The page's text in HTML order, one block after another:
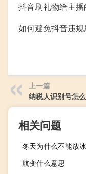
抖音刷礼物给主
如何避免抖音违规
上一篇
纳税人识别号怎
相关问题
冬天为什么不能放
航变什么意思